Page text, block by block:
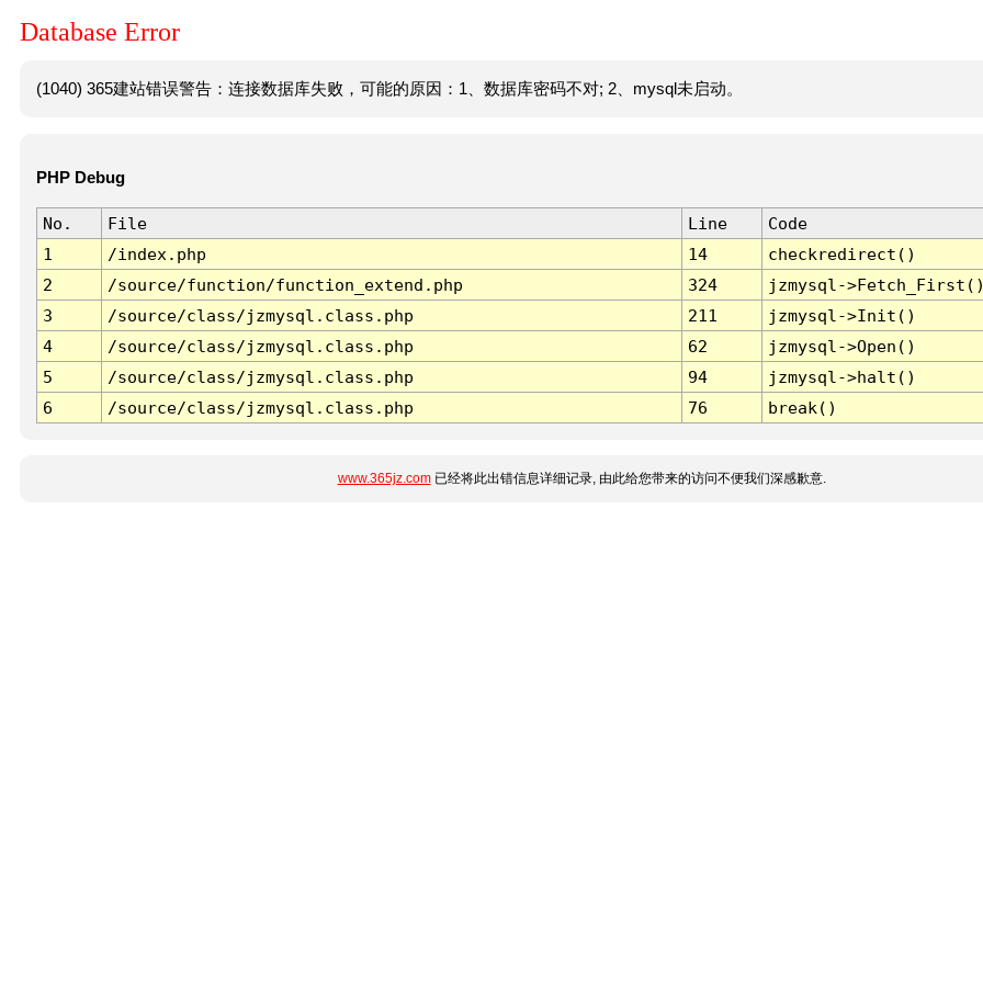
Database Error
(1040) 365建站错误警告：连接数据库失败，可能的原因：1、数据库密码不对; 2、mysql未启动。
PHP Debug
No. File Line
Code
1
/index.php 14
checkredirect()
2
/source/function/function_extend.php 324
jzmysql-
3
/source/class/jzmysql.class.php 211
jzmysql->Init()
4
/source/class/jzmysql.class.php 62
jzmysql->Open()
5
/source/class/jzmysql.class.php 94
jzmysql->halt()
6
/source/class/jzmysql.class.php 76 break()
www.365jz.com已经将此出错信息详细记录, 由此给您带来的访问不便我们深感歉意.